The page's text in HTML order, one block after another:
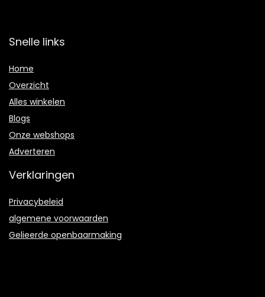
Snelle links
Home
Overzicht
Alles winkelen
Blogs
Onze webshops
Adverteren
Verklaringen
Privacybeleid
algemene voorwaarden
Gelieerde openbaarmaking